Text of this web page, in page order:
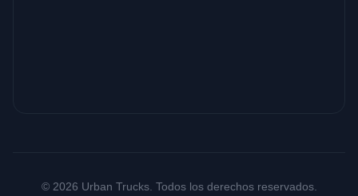
© 2026 Urban Trucks. Todos los derechos reservados.